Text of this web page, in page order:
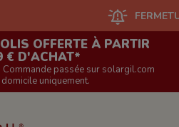
FERMETURE
OFFERTE À PARTIR
€ D'ACHAT*
passée sur solargil.com
uniquement.